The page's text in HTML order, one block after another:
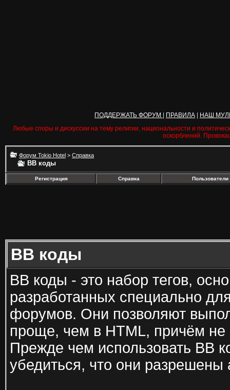
ПОДДЕРЖАТЬ ФОРУМ ПРАВИЛА
НАШ
Любые споры и дискуссии на тему религии, национальности и
оскорблений.
Форум Tokio Hotel > Справка
BB коды
Регистрация Справка Пользователи
BB коды
BB коды - это набор тегов,
разработанных специально
форумов. Они позволяют
проще, чем в HTML, причём
Прежде чем использовать BB
убедиться, что они разрешены